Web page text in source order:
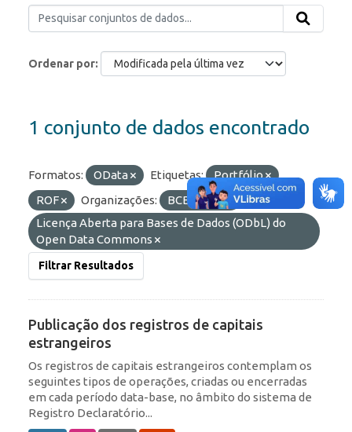
Ordenar por
1 conjunto de dados encontrado
Formatos: OData Etiquetas:
Portfólio
ROF
Organizações: BCB/Dstat
Licenças:
Licença Aberta para Bases de Dados (ODbL) do
Open Data Commons
Filtrar Resultados
Publicação dos registros de capitais
estrangeiros
Os registros de capitais estrangeiros contemplam os
seguintes tipos de operações, criadas ou encerradas
em cada período data-base, no âmbito do sistema de
Registro Declaratório...